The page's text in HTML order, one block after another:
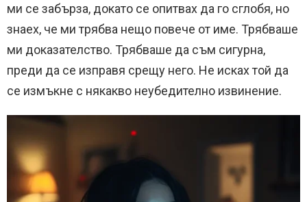
ми се забърза, докато се опитвах да го сглобя, но
знаех, че ми трябва нещо повече от име. Трябваше
ми доказателство. Трябваше да съм сигурна,
преди да се изправя срещу него. Не исках той да
се измъкне с някакво неубедително извинение.